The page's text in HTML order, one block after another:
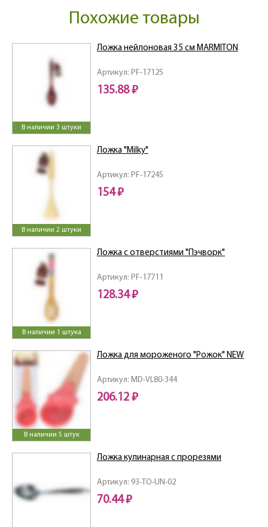
Похожие товары
В наличии 3 штуки
Артикул: PF-17125
Ложка нейлоновая 35 см MARMITON
135.88 ₽
В наличии 2 штуки
Артикул: PF-17245
Ложка "Milky"
154 ₽
В наличии 1 штука
Артикул: PF-17711
Ложка с отверстиями "Пэчворк"
128.34 ₽
В наличии 5 штук
Артикул: MD-VL80-344
Ложка для мороженого "Рожок" NEW
206.12 ₽
Артикул: 93-TO-UN-02
Ложка кулинарная с прорезями
70.44 ₽